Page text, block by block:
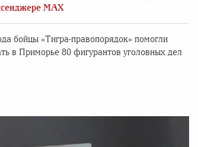
MAX
бойцы «Тигра-правопорядок» помогли
в Приморье 80 фигурантов уголовных дел